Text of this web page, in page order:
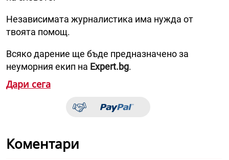
Независимата журналистика има нужда от
твоята помощ.
Всяко дарение ще бъде предназначено за
неуморния екип на Expert.bg.
Дари сега
Коментари